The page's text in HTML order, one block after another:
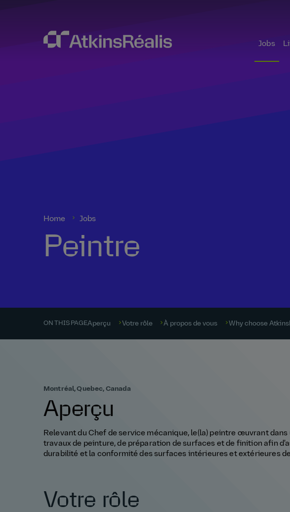
Jobs
Home Jobs
Peintre
ON THIS PAGEAperçu Votre rôle À propos de vous Why choose
Montréal, Quebec, Canada
Aperçu
Relevant du Chef de service mécanique, le(la) peintre œuvrant
travaux de peinture, de préparation de surfaces et de finition afin
durabilité et la conformité des surfaces intérieures et extérieures
Votre rôle